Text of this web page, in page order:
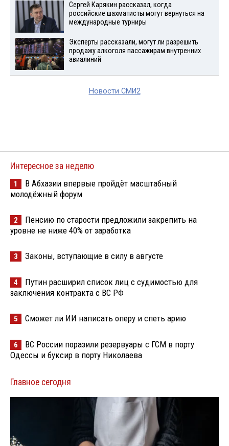
Сергей Карякин рассказал, когда
российские шахматисты могут вернуться на
международные турниры
Эксперты рассказали, могут ли разрешить
продажу алкоголя пассажирам внутренних
авиалиний
Новости СМИ2
Интересное за неделю
1
В Абхазии впервые пройдёт масштабный
молодёжный форум
2
Пенсию по старости предложили закрепить на
уровне не ниже 40% от заработка
3 Законы, вступающие в силу в августе
4
Путин расширил список лиц с судимостью для
заключения контракта с ВС РФ
5 Сможет ли ИИ написать оперу и спеть арию
6
ВС России поразили резервуары с ГСМ в порту
Одессы и буксир в порту Николаева
Главное сегодня